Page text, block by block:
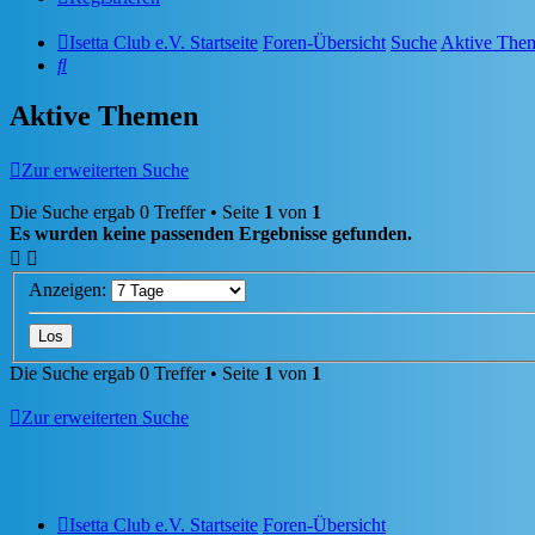
Isetta Club e.V. Startseite Foren-Übersicht Suche Aktive
Suche
Aktive Themen
Zur erweiterten Suche
Die Suche ergab 0 Treffer • Seite 1 von 1
Es wurden keine passenden Ergebnisse gefunden.
Anzeigen:
Die Suche ergab 0 Treffer • Seite 1 von 1
Zur erweiterten Suche
Isetta Club e.V. Startseite Foren-Übersicht